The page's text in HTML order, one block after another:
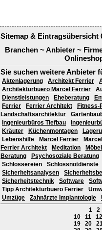
Sitemap & Eintragsübersicht
Branchen ~ Anbieter ~
Sie suchen weitere Anbieter
Aktenlagerung Architekt Ferrier
Architekturbuero Marcel Ferrier
Dienstleistungen
Eheberatung
Ferrier
Ferrier Architekt
Fitness-
Landschaftsarchitektur
Ingenieurbüros Tiefbau
Kräuter
Küchenmontagen
Lebenshilfe
Marcel Ferrier
Ferrier Architekt
Meditation
Beratung
Psychosoziale Beratung
Schlossereien
Schlossnotdienste
Sicherheitsanalysen
Sicherheitstechnik
Software
Tipp Architekturbuero Ferrier
Umzüge
Zahnärzte Implantologie
1
2
10
11
12
19
20